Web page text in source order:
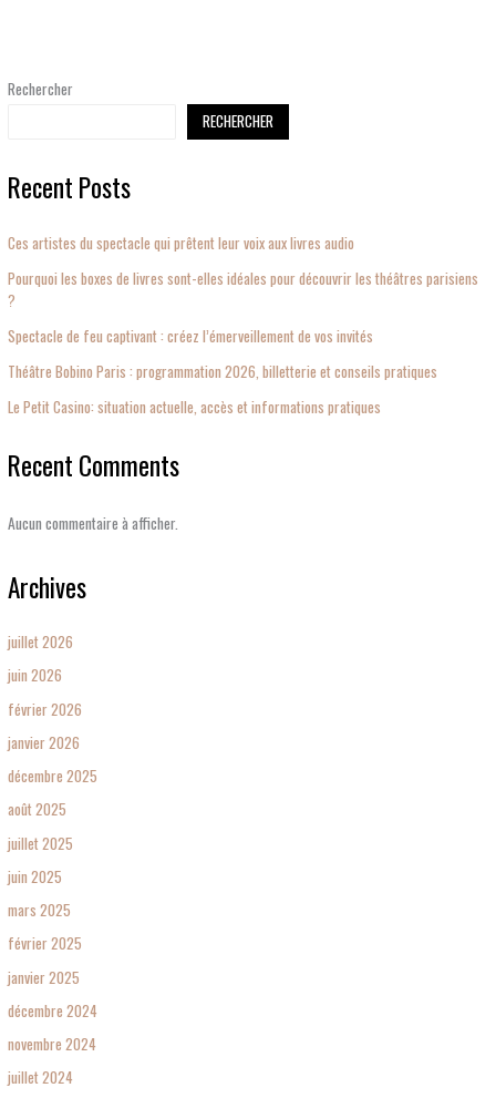
Rechercher
RECHERCHER
Recent Posts
Ces artistes du spectacle qui prêtent leur voix aux livres audio
Pourquoi les boxes de livres sont-elles idéales pour découvrir les théâtres parisiens
?
Spectacle de feu captivant : créez l’émerveillement de vos invités
Théâtre Bobino Paris : programmation 2026, billetterie et conseils pratiques
Le Petit Casino: situation actuelle, accès et informations pratiques
Recent Comments
Aucun commentaire à afficher.
Archives
juillet 2026
juin 2026
février 2026
janvier 2026
décembre 2025
août 2025
juillet 2025
juin 2025
mars 2025
février 2025
janvier 2025
décembre 2024
novembre 2024
juillet 2024